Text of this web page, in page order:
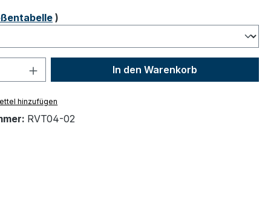
)
Gib den gewünschten Wert
In den Warenkorb
hinzufügen
RVT04-02